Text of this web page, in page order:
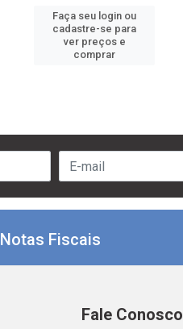
Faça seu login ou
cadastre-se para
ver preços e
comprar
Notas Fiscais
Fale Conosco